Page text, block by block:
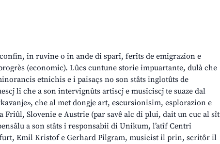
in ruvine o in ande di sparî, ferîts de emigrazion e
(economic). Lûcs cuntune storie impuartante, dulà che
etnichis e i paisaçs no son stâts inglotûts de
li che a son intervignûts artiscj e musiciscj te suaze dal
che al met dongje art, escursionisim, esplorazion e
Friûl, Slovenie e Austrie (par savê alc di plui, dait un cuc al sît
a son stâts i responsabii di Unikum, l’atîf Centri
Emil Kristof e Gerhard Pilgram, musicist il prin, scritôr il